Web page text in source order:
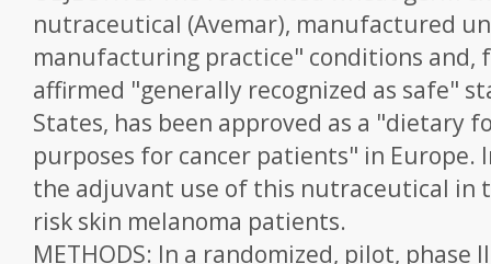
nutraceutical (Avemar), manufactured
manufacturing practice" conditions and,
affirmed "generally recognized as safe"
States, has been approved as a "dietary
purposes for cancer patients" in Europe.
the adjuvant use of this nutraceutical in
risk skin melanoma patients.
METHODS: In a randomized, pilot, phase